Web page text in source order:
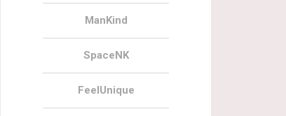
ManKind
SpaceNK
FeelUnique